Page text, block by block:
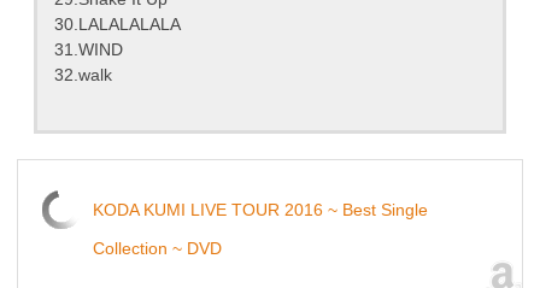
30.LALALALALA
31.WIND
32.walk
KODA KUMI LIVE TOUR 2016 ~ Best Single
Collection ~ DVD